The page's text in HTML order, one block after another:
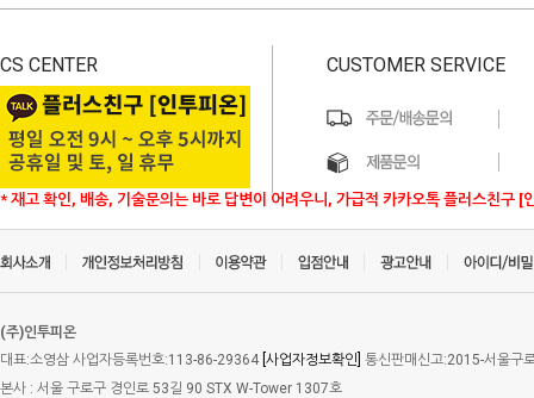
CS CENTER
* 재고 확인, 배송, 기술문의는 바로 답변이 어려우니, 가급적 카카오톡 플러스친구 [
CUSTOMER SERVICE
(주)인투피온
대표:소영삼 사업자등록번호:113-86-29364 [사업자정보확인] 통신판매신고:2015-서울구
본사 : 서울 구로구 경인로 53길 90 STX W-Tower 1307호